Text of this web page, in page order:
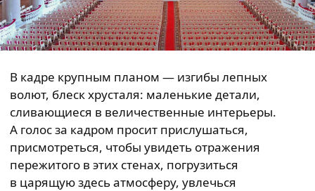
В кадре крупным планом — изгибы лепных
волют, блеск хрусталя: маленькие детали,
сливающиеся в величественные интерьеры.
А голос за кадром просит прислушаться,
присмотреться, чтобы увидеть отражения
пережитого в этих стенах, погрузиться
в царящую здесь атмосферу, увлечься